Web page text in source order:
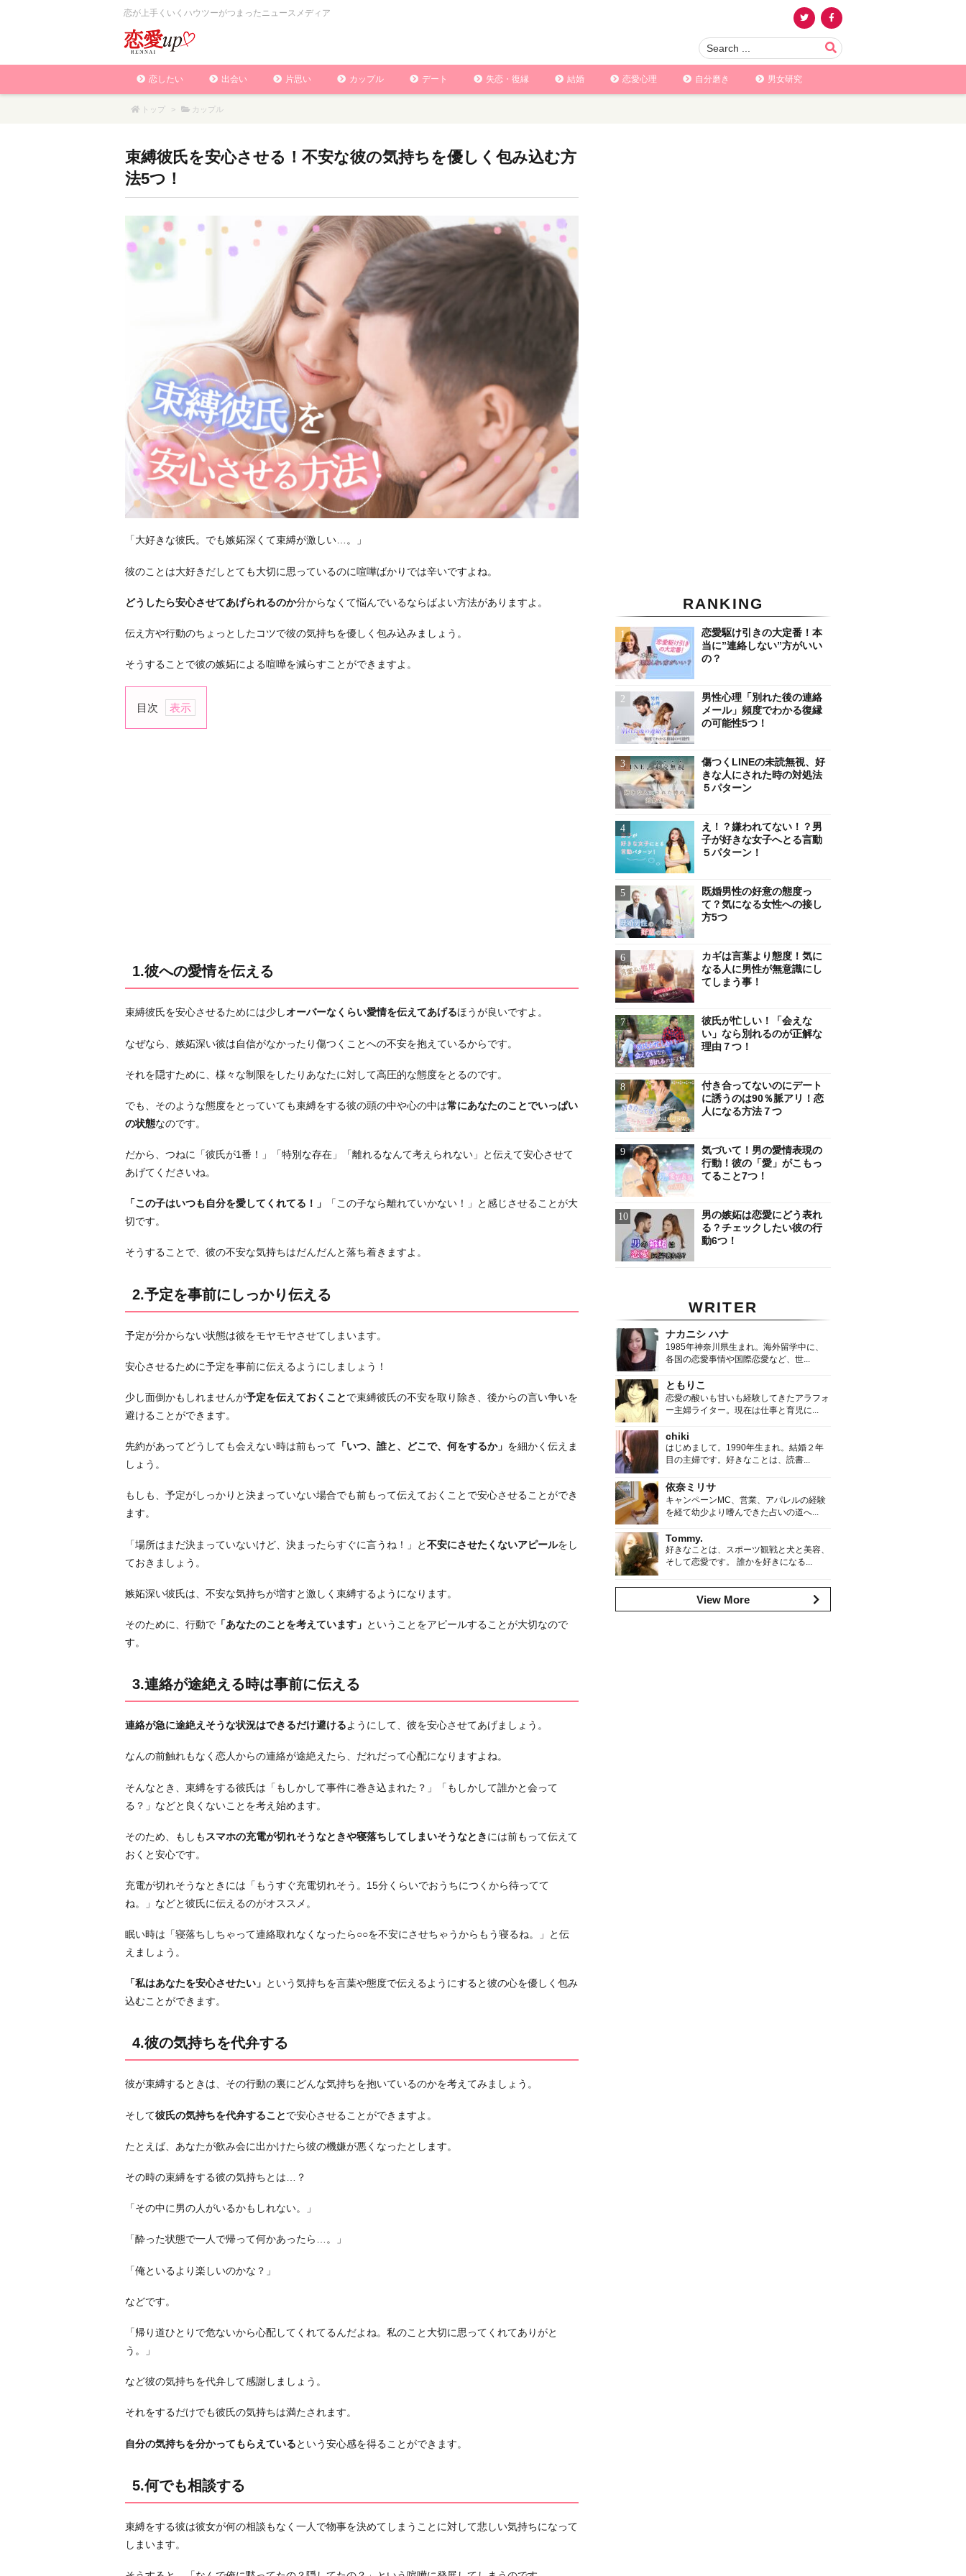
恋が上手くいくハウツーがつまったニュースメディア
恋したい 出会い 片思い カップル デート 失恋・復縁 結婚 恋愛心理 自分磨き 男女研究
トップ > カップル
束縛彼氏を安心させる！不安な彼の気持ちを優しく包み込む方
法5つ！
「大好きな彼氏。でも嫉妬深くて束縛が激しい…。」
彼のことは大好きだしとても大切に思っているのに喧嘩ばかりでは辛いですよね。
どうしたら安心させてあげられるのか分からなくて悩んでいるならばよい方法がありますよ。
伝え方や行動のちょっとしたコツで彼の気持ちを優しく包み込みましょう。
そうすることで彼の嫉妬による喧嘩を減らすことができますよ。
目次
1.
を
事
に
か
伝
え
絡
が
絶
る
時
事
前
伝
え
4.
彼
の
ち
を
弁
何
で
相
す
る
お
り
に
1.彼への愛情を伝える
束縛彼氏を安心させるためには少しオーバーなくらい愛情を伝えてあげるほうが良いですよ。
なぜなら、嫉妬深い彼は自信がなかったり傷つくことへの不安を抱えているからです。
それを隠すために、様々な制限をしたりあなたに対して高圧的な態度をとるのです。
でも、そのような態度をとっていても束縛をする彼の頭の中や心の中は常にあなたのことでいっぱい
の状態なのです。
だから、つねに「彼氏が1番！」「特別な存在」「離れるなんて考えられない」と伝えて安心させて
あげてくださいね。
「この子はいつも自分を愛してくれてる！」
「この子なら離れていかない！」と感じさせることが大
切です。
そうすることで、彼の不安な気持ちはだんだんと落ち着きますよ。
2.予定を事前にしっかり伝える
予定が分からない状態は彼をモヤモヤさせてしまいます。
安心させるために予定を事前に伝えるようにしましょう！
少し面倒かもしれませんが予定を伝えておくことで束縛彼氏の不安を取り除き、後からの言い争いを
避けることができます。
先約があってどうしても会えない時は前もって 「いつ、誰と、どこで、何をするか」 を細かく伝えま
しょう。
もしも、予定がしっかりと決まっていない場合でも前もって伝えておくことで安心させることができ
ます。
「場所はまだ決まっていないけど、決まったらすぐに言うね！」と不安にさせたくないアピールをし
ておきましょう。
嫉妬深い彼氏は、不安な気持ちが増すと激しく束縛するようになります。
そのために、行動で 「あなたのことを考えています」 ということをアピールすることが大切なので
す。
3.連絡が途絶える時は事前に伝える
連絡が急に途絶えそうな状況はできるだけ避けるようにして、彼を安心させてあげましょう。
なんの前触れもなく恋人からの連絡が途絶えたら、だれだって心配になりますよね。
そんなとき、束縛をする彼氏は「もしかして事件に巻き込まれた？」「もしかして誰かと会って
る？」などと良くないことを考え始めます。
そのため、もしも スマホの充電が切れそうなときや寝落ちしてしまいそうなときには前もって伝えて
おくと安心です。
充電が切れそうなときには「もうすぐ充電切れそう。15分くらいでおうちにつくから待ってて
ね。」などと彼氏に伝えるのがオススメ。
眠い時は「寝落ちしちゃって連絡取れなくなったら○○を不安にさせちゃうからもう寝るね。」と伝
えましょう。
「私はあなたを安心させたい」 という気持ちを言葉や態度で伝えるようにすると彼の心を優しく包み
込むことができます。
4.彼の気持ちを代弁する
彼が束縛するときは、その行動の裏にどんな気持ちを抱いているのかを考えてみましょう。
そして彼氏の気持ちを代弁することで安心させることができますよ。
たとえば、あなたが飲み会に出かけたら彼の機嫌が悪くなったとします。
その時の束縛をする彼の気持ちとは…？
「その中に男の人がいるかもしれない。」
「酔った状態で一人で帰って何かあったら…。」
「俺といるより楽しいのかな？」
などです。
「帰り道ひとりで危ないから心配してくれてるんだよね。私のこと大切に思ってくれてありがと
う。」
など彼の気持ちを代弁して感謝しましょう。
それをするだけでも彼氏の気持ちは満たされます。
自分の気持ちを分かってもらえているという安心感を得ることができます。
5.何でも相談する
束縛をする彼は彼女が何の相談もなく一人で物事を決めてしまうことに対して悲しい気持ちになって
しまいます。
RANKING
恋愛駆け引きの大定番！本
当に”連絡しない”方がいい
の？
男性心理「別れた後の連絡
メール」頻度でわかる復縁
の可能性5つ！
傷つくLINEの未読無視、好
きな人にされた時の対処法
５パターン
え！？嫌われてない！？男
子が好きな女子へとる言動
５パターン！
既婚男性の好意の態度っ
て？気になる女性への接し
方5つ
カギは言葉より態度！気に
なる人に男性が無意識にし
てしまう事！
彼氏が忙しい！「会えな
い」なら別れるのが正解な
理由７つ！
付き合ってないのにデート
に誘うのは90％脈アリ！恋
人になる方法７つ
気づいて！男の愛情表現の
行動！彼の「愛」がこもっ
てること7つ！
男の嫉妬は恋愛にどう表れ
る？チェックしたい彼の行
動6つ！
WRITER
ナカニシ ハナ
1985年神奈川県生まれ。海外留学中に、
各国の恋愛事情や国際恋愛など、世...
ともりこ
恋愛の酸いも甘いも経験してきたアラフォ
ー主婦ライター。現在は仕事と育児に...
chiki
はじめまして。1990年生まれ。結婚２年
目の主婦です。好きなことは、読書...
依奈ミリサ
キャンペーンMC、営業、アパレルの経験
を経て幼少より嗜んできた占いの道へ...
Tommy.
好きなことは、スポーツ観戦と犬と美容、
そして恋愛です。 誰かを好きになる...
View More